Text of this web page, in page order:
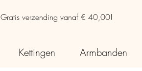
Gratis verzending vanaf € 40,00!
Kettingen Armbanden